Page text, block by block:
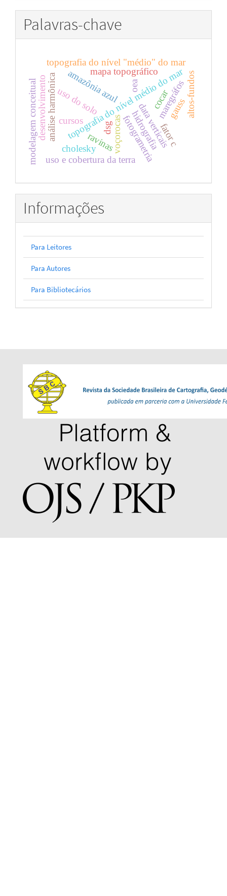
Palavras-chave
data verticais
topografia do nível médio do mar
amazônia azul
voçorocas
ravinas
uso do solo
topografia do nível "médio" do mar
mapa topográfico
uso e cobertura da terra
modelagem conceitualanálise harmônica maregráfos
hidrografia
altos-fundos
fotogrametria
cocar
dsg fator c
gauss
cholesky
desenvolvimento oea
cursos
Informações
Para Leitores
Para Autores
Para Bibliotecários